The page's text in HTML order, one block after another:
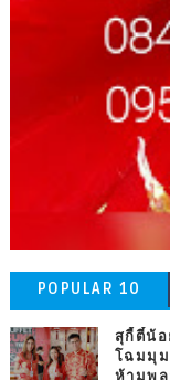
POPULAR 10
สุกี้ตี๋น้อ
โฉมมุม